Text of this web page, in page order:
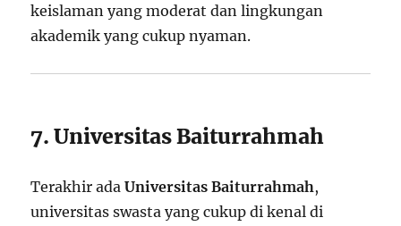
keislaman yang moderat dan lingkungan
akademik yang cukup nyaman.
7. Universitas Baiturrahmah
Terakhir adaUniversitas Baiturrahmah,
universitas swasta yang cukup di kenal di